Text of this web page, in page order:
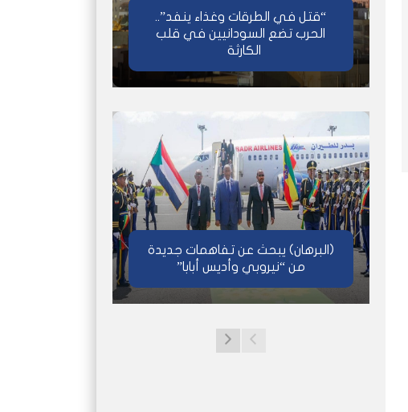
“قتل في الطرقات وغذاء ينفد”..
الحرب تضع السودانيين في قلب
الكارثة
(البرهان) يبحث عن تفاهمات جديدة
من “نيروبي وأديس أبابا”